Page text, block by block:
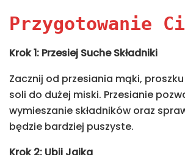
Przygotowanie
Krok 1: Przesiej Suche Składniki
Zacznij od przesiania mąki,
soli do dużej miski. Przesianie
wymieszanie składników oraz
będzie bardziej puszyste.
Krok 2: Ubij Jajka